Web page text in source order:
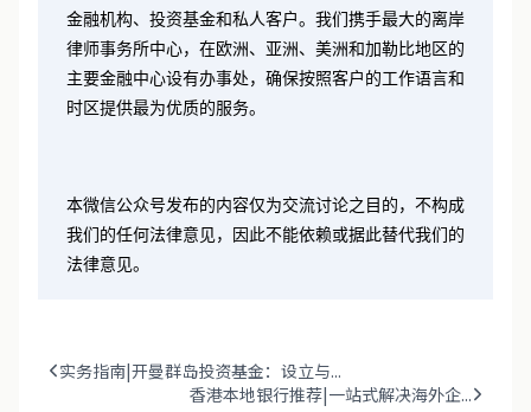
金融机构、投资基金和私人客户。我们携手最大的离岸
律师事务所中心，在欧洲、亚洲、美洲和加勒比地区的
主要金融中心设有办事处，确保按照客户的工作语言和
时区提供最为优质的服务。
本微信公众号发布的内容仅为交流讨论之目的，不构成
我们的任何法律意见，因此不能依赖或据此替代我们的
法律意见。
实务指南|开曼群岛投资基金：设立与...
香港本地银行推荐|一站式解决海外企...